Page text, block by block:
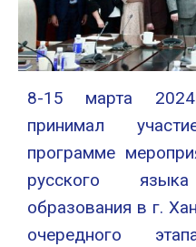
8-15 марта
принимал
программе
русского
образования в г.
очередного